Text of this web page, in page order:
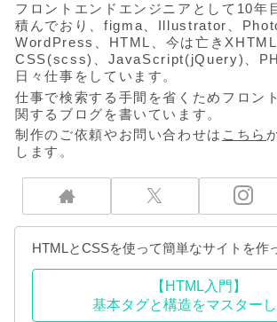
フロントエンドエンジニアとして10年
積んでおり、figma、Illustrator、
WordPress、HTML、今は亡きXHTML
CSS(scss)、JavaScript(jQuery)、
日々仕事をしています。
仕事で検索する手間を省くためフロン
関するブログを書いています。
制作のご依頼やお問い合わせは こちら
します。
HTMLとCSSを使って簡単なサイトを作
【HTML入門】
基本タグと構造をマスターし